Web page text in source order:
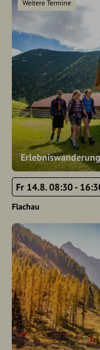
Weitere Termine
Fr 14.8. 08:30 -
Flachau